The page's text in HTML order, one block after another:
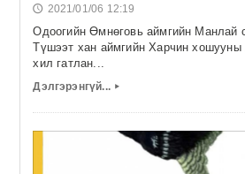
🕔 2021/01/06 12:19
Одоогийн Өмнөговь аймгийн Манлай
Түшээт хан аймгийн Харчин
хил гатлан...
Дэлгэрэнгүй... ▸